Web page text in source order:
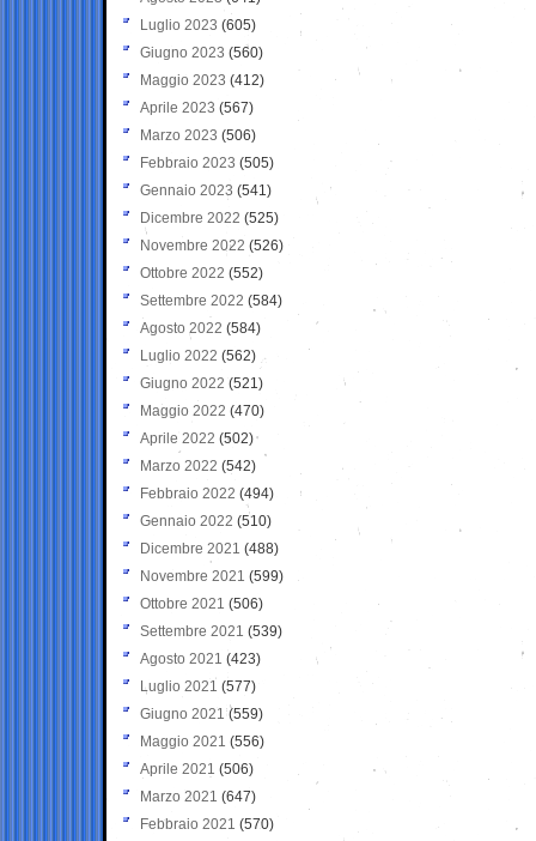
Luglio 2023 (605)
Giugno 2023 (560)
Maggio 2023 (412)
Aprile 2023 (567)
Marzo 2023 (506)
Febbraio 2023 (505)
Gennaio 2023 (541)
Dicembre 2022 (525)
Novembre 2022 (526)
Ottobre 2022 (552)
Settembre 2022 (584)
Agosto 2022 (584)
Luglio 2022 (562)
Giugno 2022 (521)
Maggio 2022 (470)
Aprile 2022 (502)
Marzo 2022 (542)
Febbraio 2022 (494)
Gennaio 2022 (510)
Dicembre 2021 (488)
Novembre 2021 (599)
Ottobre 2021 (506)
Settembre 2021 (539)
Agosto 2021 (423)
Luglio 2021 (577)
Giugno 2021(559)
Maggio 2021 (556)
Aprile 2021 (506)
Marzo 2021 (647)
Febbraio 2021 (570)